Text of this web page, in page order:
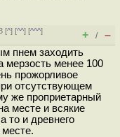
[^] [^^] [^^^]
+ / –
пнем заходить
мерзость менее 100
прожорливое
отсутствующем
же проприетарный
месте и всякие
то и древнего